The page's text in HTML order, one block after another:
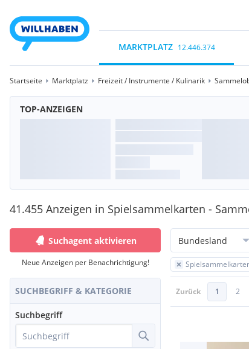
MARKTPLATZ 12.446.374
Startseite Marktplatz Freizeit / Instrumente / Kulinarik
TOP-ANZEIGEN
41.455 Anzeigen in Spielsammelkarten -
Suchagent aktivieren
Neue Anzeigen per Benachrichtigung!
SUCHBEGRIFF & KATEGORIE
Suchbegriff
Bundesland
Zurück 1 2